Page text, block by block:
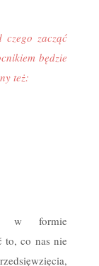
czego zacząć
będzie
też:
w formie
to, co nas nie